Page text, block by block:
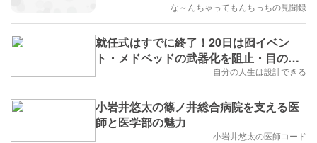
な～んちゃってもんちっちの見聞録
就任式はすでに終了！20日は囮イベン
ト・メドベッドの武器化を阻止・目のマ
自分の人生は設計できる
小岩井悠太の篠ノ井総合病院を支える医
師と医学部の魅力
小岩井悠太の医師コード